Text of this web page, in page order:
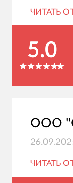
ЧИТАТЬ
5.0
ООО
ЧИТАТЬ